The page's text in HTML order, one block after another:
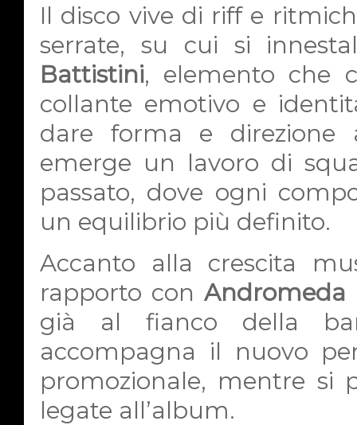
Il disco vive di riff e
serrate, su cui si
Battistini, elemento che
collante emotivo e
dare forma e direzione
emerge un lavoro di
passato, dove ogni
un equilibrio più definito.
Accanto alla crescita
rapporto conAndromeda
già al fianco della
accompagna il nuovo
promozionale, mentre si
legate all’album.